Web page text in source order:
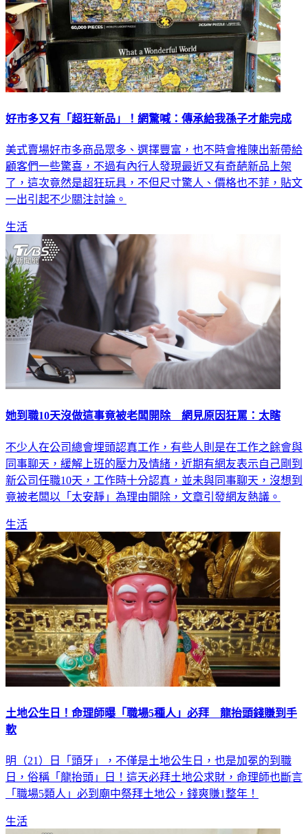
好市多又有「超狂新品」！網驚喊：傳承給我孫子才能完成
美式賣場好市多商品眾多、選擇豐富，也不時會推陳出新帶給
顧客們一些驚喜，不過有內行人發現最近又有奇葩新品上架
了，這次竟然是超狂玩具，不但尺寸驚人、價格也不菲，貼文
一出引起不少關注討論。
生活
她到職10天沒做這事竟被老闆開除 網見原因狂罵：太瞎
不少人在公司總會埋頭認真工作，有些人則是在工作之餘會與
同事聊天，緩解上班的壓力及情緒，近期有網友表示自己剛到
新公司任職10天，工作時十分認真，並未與同事聊天，沒想到
竟被老闆以「太安靜」為理由開除，文章引發網友熱議。
生活
土地公生日！命理師曝「職場5種人」必拜 龍抬頭錢賺到手
軟
明（21）日「頭牙」，不僅是土地公生日，也是加冕的到職
日，俗稱「龍抬頭」日！這天必拜土地公求財，命理師也斷言
「職場5類人」必到廟中祭拜土地公，錢爽賺1整年！
生活